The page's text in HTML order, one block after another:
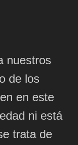
nuestros
de los
en este
ni está
trata de